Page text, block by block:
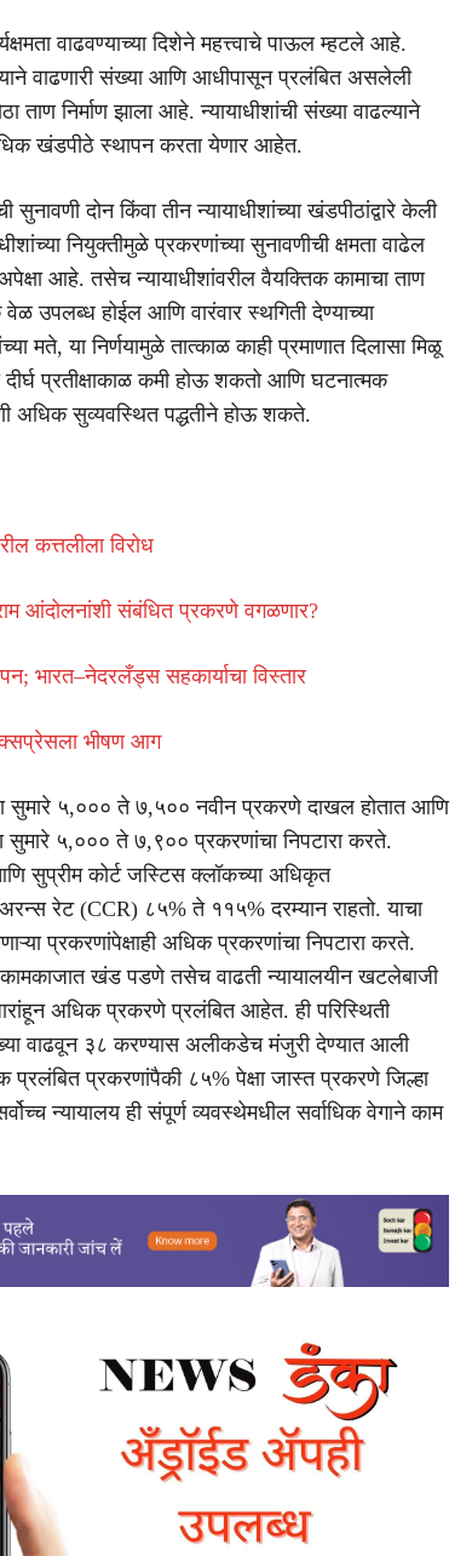
वाढवण्याच्या दिशेने महत्त्वाचे पाऊल म्हटले आहे.
वाढणारी संख्या आणि आधीपासून प्रलंबित असलेली
ताण निर्माण झाला आहे. न्यायाधीशांची संख्या वाढल्याने
खंडपीठे स्थापन करता येणार आहेत.
सुनावणी दोन किंवा तीन न्यायाधीशांच्या खंडपीठांद्वारे केली
नियुक्तीमुळे प्रकरणांच्या सुनावणीची क्षमता वाढेल
आहे. तसेच न्यायाधीशांवरील वैयक्तिक कामाचा ताण
उपलब्ध होईल आणि वारंवार स्थगिती देण्याच्या
मते, या निर्णयामुळे तात्काळ काही प्रमाणात दिलासा मिळू
प्रतीक्षाकाळ कमी होऊ शकतो आणि घटनात्मक
अधिक सुव्यवस्थित पद्धतीने होऊ शकते.
कत्तलीला विरोध
आंदोलनांशी संबंधित प्रकरणे वगळणार?
भारत–नेदरलँड्स सहकार्याचा विस्तार
भीषण आग
सुमारे ५,००० ते ७,५०० नवीन प्रकरणे दाखल होतात आणि
सुमारे ५,००० ते ७,९०० प्रकरणांचा निपटारा करते.
सुप्रीम कोर्ट जस्टिस क्लॉकच्या अधिकृत
रेट (CCR) ८५% ते ११५% दरम्यान राहतो. याचा
प्रकरणांपेक्षाही अधिक प्रकरणांचा निपटारा करते.
कामकाजात खंड पडणे तसेच वाढती न्यायालयीन खटलेबाजी
अधिक प्रकरणे प्रलंबित आहेत. ही परिस्थिती
वाढवून ३८ करण्यास अलीकडेच मंजुरी देण्यात आली
प्रकरणांपैकी ८५% पेक्षा जास्त प्रकरणे जिल्हा
न्यायालय ही संपूर्ण व्यवस्थेमधील सर्वाधिक वेगाने काम